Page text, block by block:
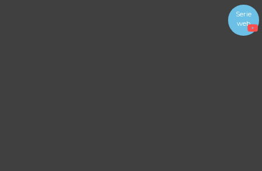
Serie
web